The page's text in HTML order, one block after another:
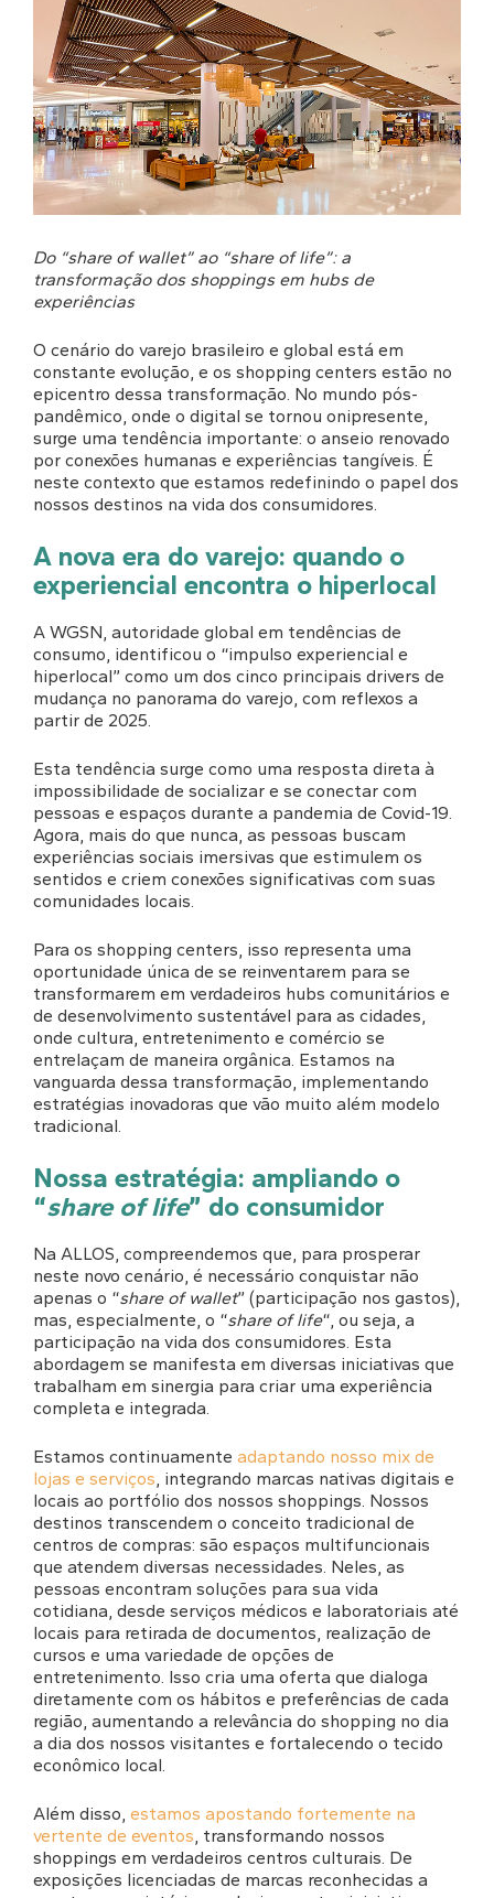
Do “share of wallet” ao “share of life”: a
transformação dos shoppings em hubs de
experiências
O cenário do varejo brasileiro e global está em
constante evolução, e os shopping centers estão no
epicentro dessa transformação. No mundo pós-
pandêmico, onde o digital se tornou onipresente,
surge uma tendência importante: o anseio renovado
por conexões humanas e experiências tangíveis. É
neste contexto que estamos redefinindo o papel dos
nossos destinos na vida dos consumidores.
A nova era do varejo: quando o
experiencial encontra o hiperlocal
A WGSN, autoridade global em tendências de
consumo, identificou o “impulso experiencial e
hiperlocal” como um dos cinco principais drivers de
mudança no panorama do varejo, com reflexos a
partir de 2025.
Esta tendência surge como uma resposta direta à
impossibilidade de socializar e se conectar com
pessoas e espaços durante a pandemia de Covid-19.
Agora, mais do que nunca, as pessoas buscam
experiências sociais imersivas que estimulem os
sentidos e criem conexões significativas com suas
comunidades locais.
Para os shopping centers, isso representa uma
oportunidade única de se reinventarem para se
transformarem em verdadeiros hubs comunitários e
de desenvolvimento sustentável para as cidades,
onde cultura, entretenimento e comércio se
entrelaçam de maneira orgânica. Estamos na
vanguarda dessa transformação, implementando
estratégias inovadoras que vão muito além modelo
tradicional.
Nossa estratégia: ampliando o
“share of life” do consumidor
Na ALLOS, compreendemos que, para prosperar
neste novo cenário, é necessário conquistar não
apenas o “share of wallet” (participação nos gastos),
mas, especialmente, o “share of life“, ou seja, a
participação na vida dos consumidores. Esta
abordagem se manifesta em diversas iniciativas que
trabalham em sinergia para criar uma experiência
completa e integrada.
Estamos continuamente adaptando nosso mix de
lojas e serviços , integrando marcas nativas digitais e
locais ao portfólio dos nossos shoppings. Nossos
destinos transcendem o conceito tradicional de
centros de compras: são espaços multifuncionais
que atendem diversas necessidades. Neles, as
pessoas encontram soluções para sua vida
cotidiana, desde serviços médicos e laboratoriais até
locais para retirada de documentos, realização de
cursos e uma variedade de opções de
entretenimento. Isso cria uma oferta que dialoga
diretamente com os hábitos e preferências de cada
região, aumentando a relevância do shopping no dia
a dia dos nossos visitantes e fortalecendo o tecido
econômico local.
Além disso, estamos apostando fortemente na
vertente de eventos , transformando nossos
shoppings em verdadeiros centros culturais. De
exposições licenciadas de marcas reconhecidas a